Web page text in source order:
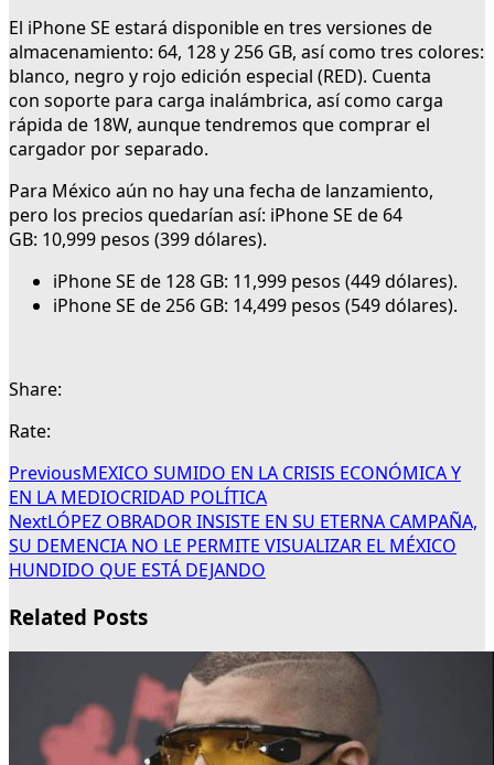
El iPhone SE estará disponible en tres versiones de
almacenamiento: 64, 128 y 256 GB, así como tres colores:
blanco, negro y rojo edición especial (RED). Cuenta
con soporte para carga inalámbrica, así como carga
rápida de 18W, aunque tendremos que comprar el
cargador por separado.
Para México aún no hay una fecha de lanzamiento,
pero los precios quedarían así: iPhone SE de 64
GB: 10,999 pesos (399 dólares).
iPhone SE de 128 GB: 11,999 pesos (449 dólares).
iPhone SE de 256 GB: 14,499 pesos (549 dólares).
Share:
Rate:
PreviousMEXICO SUMIDO EN LA CRISIS ECONÓMICA Y
EN LA MEDIOCRIDAD POLÍTICA
NextLÓPEZ OBRADOR INSISTE EN SU ETERNA CAMPAÑA,
SU DEMENCIA NO LE PERMITE VISUALIZAR EL MÉXICO
HUNDIDO QUE ESTÁ DEJANDO
Related Posts